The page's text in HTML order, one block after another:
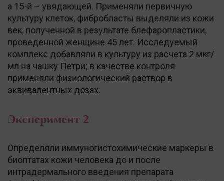
а 15-й – увядающей. Применяли первичную
культуру клеток, фибробласты выделяли из кожи
век, полученной в результате блефаропластики,
проведенной женщине 45 лет. Исследуемый
комплекс добавляли в культуру из расчета 2 мкг/
мл на чашку Петри; в качестве контроля
применяли физиологический раствор в
эквивалентных дозах.
Эксперимент 2
Определяли иммуногистохимические маркеры в
биоптатах кожи человека до и после
интрадермального введения препарата